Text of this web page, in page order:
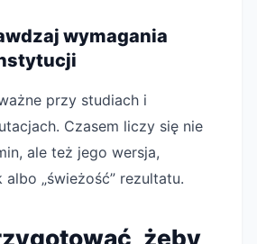
wymagania
przy studiach i
Czasem liczy się nie
ale też jego wersja,
„świeżość” rezultatu.
żeby